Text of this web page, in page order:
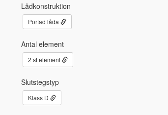
Lådkonstruktion
Portad låda
Antal element
2 st element
Slutstegstyp
Klass D